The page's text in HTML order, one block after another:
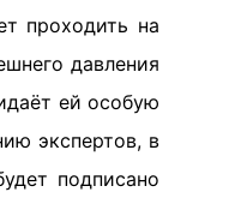
проходить на
давления
ей особую
экспертов, в
подписано